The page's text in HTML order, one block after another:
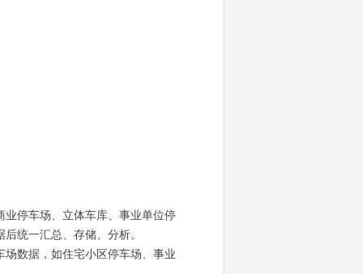
业停车场、立体车库、事业单位停
统一汇总、存储、分析。
数据，如住宅小区停车场、事业